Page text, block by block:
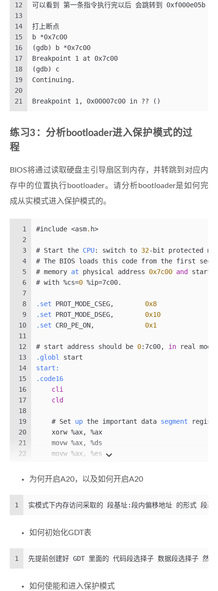
12
13
14
15
16
17
18
19
20
21
可以看到 第一条指令执行完以后 会跳转到 0xf000e05b
打上断点
b *0x7c00
(gdb) b *0x7c00
Breakpoint 1 at 0x7c00
(gdb) c
Continuing.
Breakpoint 1, 0x00007c00 in ?? ()
练习3：分析bootloader进入保护模式的过
程
BIOS将通过读取硬盘主引导扇区到内存，并转跳到对应内
存中的位置执行bootloader。请分析bootloader是如何完
成从实模式进入保护模式的。
1
2
3
4
5
6
7
8
9
10
11
12
13
14
15
16
17
18
19
20
21
22
26
28
31
33
#include <asm. h>
# Start the CPU: switch to 32-bit protected
# The BIOS loads this code from the first
# memory at physical address 0x7c00 and
starts
# with %cs=0 %ip=7c00.
.set PROT_MODE_CSEG, 0x8
.set PROT_MODE_DSEG, 0x10
.set CR0_PE_ON, 0x1
# start address should be 0:7c00, in real
.globl start
start:
.code16
cli
cld
    # Set
up the important data segment
xorw %ax, %ax
movw %ax, %ds
movw %ax, %es
    #  address line
20 is tied low, so that
还是判断 0x64 端口的第二位是不是为
为何开启A20，以及如何开启A20
1 实模式下内存访问采取的 段基址:段内偏移地址 的形式 段
如何初始化GDT表
1 先提前创建好 GDT 里面的 代码段选择子 数据段选择子 然
如何使能和进入保护模式